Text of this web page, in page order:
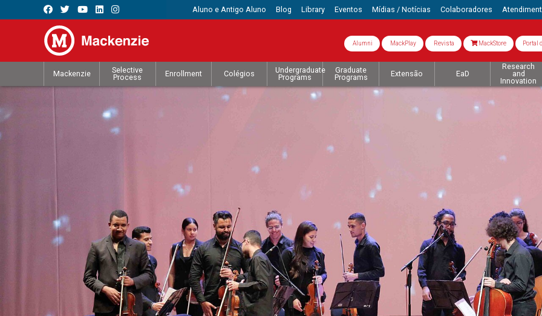
Aluno e Antigo Aluno Blog Library Eventos Mídias / Notícias Colaboradores
Alumni MackPlay Revista MackStore Portal
Mackenzie
Selective
Process
Enrollment Colégios
Undergraduate
Programs
Graduate
Programs
Extensão EaD
Research
and
Innovation